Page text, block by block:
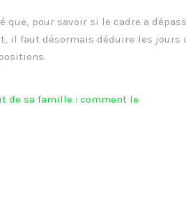
que, pour savoir si le cadre a
il faut désormais déduire les jours
de sa famille : comment le